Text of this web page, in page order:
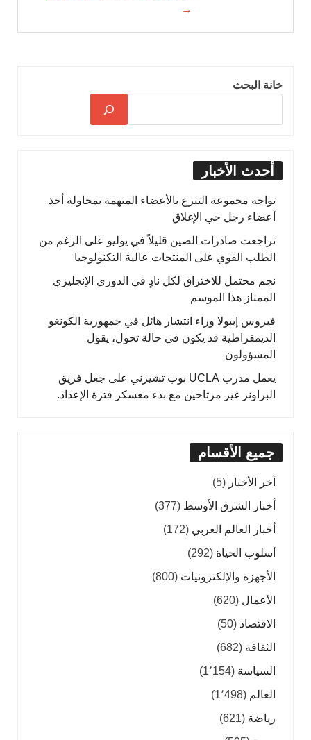
→
خانة البحث
أحدث الأخبار
تواجه مجموعة التبرع بالأعضاء المتهمة بمحاولة أخذ
أعضاء رجل حي الإغلاق
تراجعت صادرات الصين قليلاً في يوليو على الرغم من
الطلب القوي على المنتجات عالية التكنولوجيا
نجم محتمل للاختراق لكل نادٍ في الدوري الإنجليزي
الممتاز هذا الموسم
فيروس إيبولا وراء انتشار هائل في جمهورية الكونغو
الديمقراطية قد يكون في حالة تحول، يقول
المسؤولون
يعمل مدرب UCLA بوب تشيزني على جعل فريق
البراونز غير مرتاحين مع بدء معسكر فترة الإعداد.
جميع الأقسام
آخر الأخبار (5)
أخبار الشرق الأوسط (377)
أخبار العالم العربي (172)
أسلوب الحياة (292)
الأجهزة والإلكترونيات (800)
الأعمال (620)
الاقتصاد (50)
الثقافة (682)
السياسة (1٬154)
العالم (1٬498)
رياضة (621)